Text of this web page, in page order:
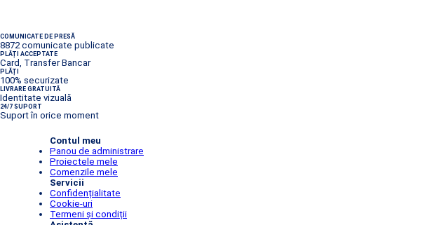
COMUNICATE DE PRESĂ
8872 comunicate publicate
PLĂȚI ACCEPTATE
Card, Transfer Bancar
PLĂȚI
100% securizate
LIVRARE GRATUITĂ
Identitate vizuală
24/7 SUPORT
Suport în orice moment
Contul meu
Panou de administrare
Proiectele mele
Comenzile mele
Servicii
Confidențialitate
Cookie-uri
Termeni și condiții